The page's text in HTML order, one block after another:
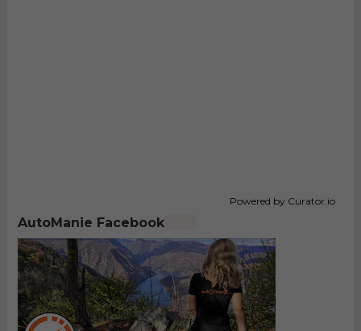
Powered by Curator.io
AutoManie Facebook